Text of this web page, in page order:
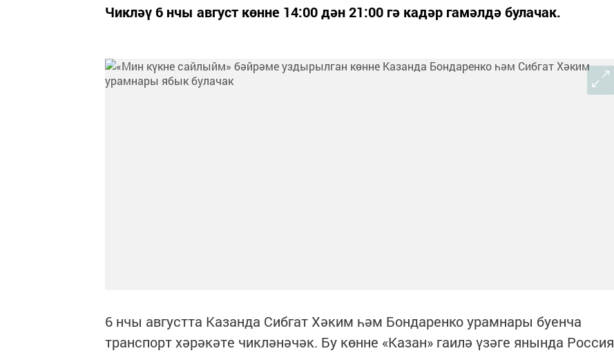
Чикләү 6 нчы август көнне 14:00 дән 21:00 гә кадәр гамәлдә булачак.
6 нчы августта Казанда Сибгат Хәким һәм Бондаренко урамнары буенча
транспорт хәрәкәте чикләнәчәк. Бу көнне «Казан» гаилә үзәге янында Россия